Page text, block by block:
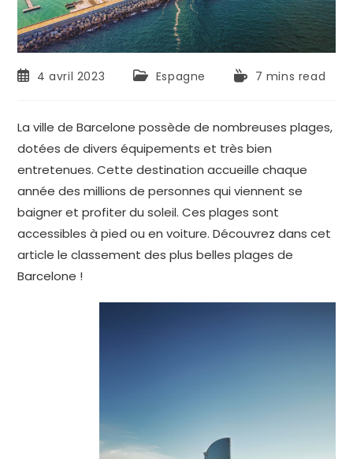
4 avril 2023 Espagne 7 mins read
La ville de Barcelone possède de nombreuses plages,
dotées de divers équipements et très bien
entretenues. Cette destination accueille chaque
année des millions de personnes qui viennent se
baigner et profiter du soleil. Ces plages sont
accessibles à pied ou en voiture. Découvrez dans cet
article le classement des plus belles plages de
Barcelone !